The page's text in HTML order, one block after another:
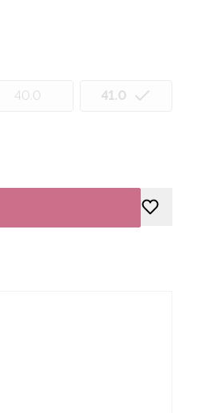
40.0 41.0